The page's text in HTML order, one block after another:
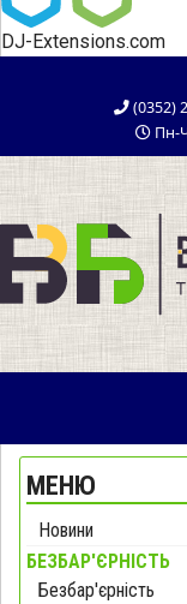
DJ-Extensions.com
(0352)
Пн-
МЕНЮ
Новини
БЕЗБАР'ЄРНІСТЬ
Безбар'єрність